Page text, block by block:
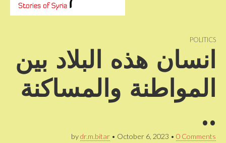
syriano POLITICS
انسان هذه البلاد بين
المواطنة والمساكنة
..
bydr.m.bitar • October 6, 2023 • 0 Comments